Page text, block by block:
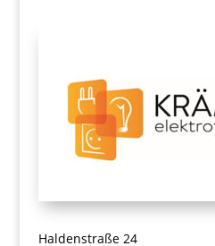
Haldenstraße 24